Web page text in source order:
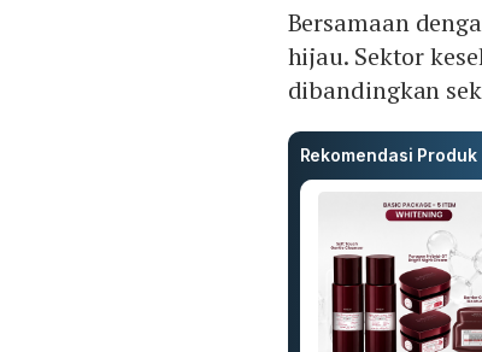
Bersamaan
hijau. Sektor
dibandingkan
Rekomendasi Produk